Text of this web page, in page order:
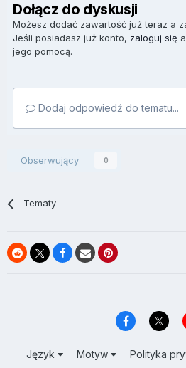
Dołącz do dyskusji
Możesz dodać zawartość już teraz a
Jeśli posiadasz już konto, zaloguj się
jego pomocą.
Dodaj odpowiedź do tematu...
Obserwujący 0
Tematy
Język Motyw Polityka